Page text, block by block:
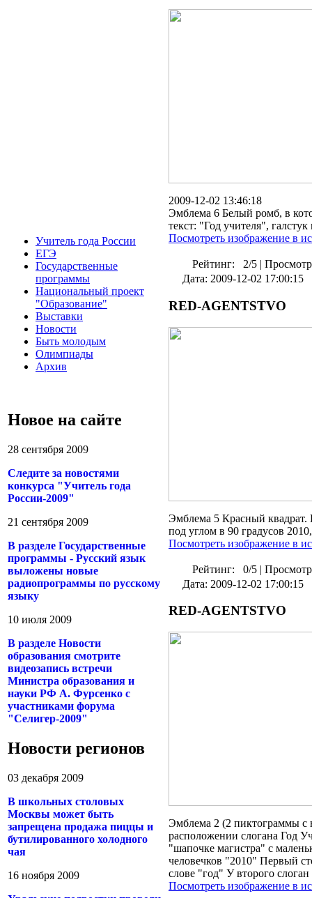
Учитель года России
ЕГЭ
Государственные
программы
Национальный проект
"Образование"
Выставки
Новости
Быть молодым
Олимпиады
Архив
Новое на сайте
28 сентября 2009
Следите за новостями
конкурса "Учитель года
России-2009"
21 сентября 2009
В разделе Государственные
программы - Русский язык
выложены новые
радиопрограммы по русскому
языку
10 июля 2009
В разделе Новости
образования смотрите
видеозапись встречи
Министра образования и
науки РФ А. Фурсенко с
участниками форума
"Селигер-2009"
Новости регионов
03 декабря 2009
В школьных столовых
Москвы может быть
запрещена продажа пиццы и
бутилированного холодного
чая
16 ноября 2009
2009-12-02 13:46:18
Эмблема 6 Белый ромб, в
текст: "Год учителя",
Посмотреть изображение в
Рейтинг: 2/5 |
Дата: 2009-12-02 17:00:15
RED-AGENTSTVO
Эмблема 5 Красный квадрат.
под углом в 90 градусов
Посмотреть изображение в
Рейтинг: 0/5 |
Дата: 2009-12-02 17:00:15
RED-AGENTSTVO
Эмблема 2 (2 пиктограммы с
расположении слогана Год
"шапочке магистра" с
человечков "2010" Первый
слове "год" У второго
Посмотреть изображение в